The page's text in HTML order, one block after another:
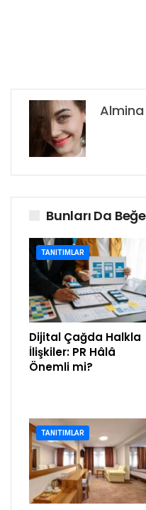
Almina
Bunları Da
TANITIMLAR
Dijital Çağda Halkla
İlişkiler: PR Hâlâ
Önemli mi?
TANITIMLAR